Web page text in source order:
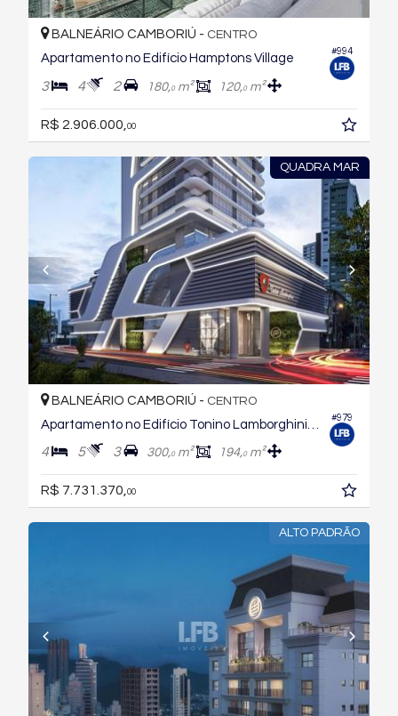
#994
BALNEÁRIO CAMBORIÚ - CENTRO
Apartamento no Edifício Hamptons Village
3 4 2 180,0m² 120,0m²
R$ 2.906.000, 00
QUADRA MAR
#979
BALNEÁRIO CAMBORIÚ - CENTRO
Apartamento no Edifício Tonino Lamborghini Residences
4 5 3 300,0m² 194,0m²
R$ 7.731.370,00
ALTO PADRÃO